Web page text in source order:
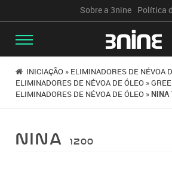
Sobre a 3nine Política
INICIAÇÃO » ELIMINADORES DE NÉVOA
ELIMINADORES DE NÉVOA DE ÓLEO»
ELIMINADORES DE NÉVOA DE ÓLEO»NINA
nina 1200